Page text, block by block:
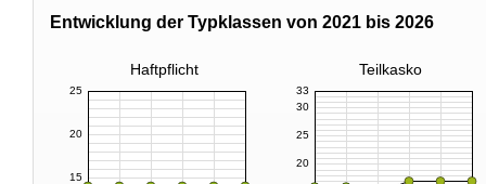
Entwicklung der Typklassen von 2021 bis 2026
Haftpflicht Teilkasko
15
20
25
20
25
30
33